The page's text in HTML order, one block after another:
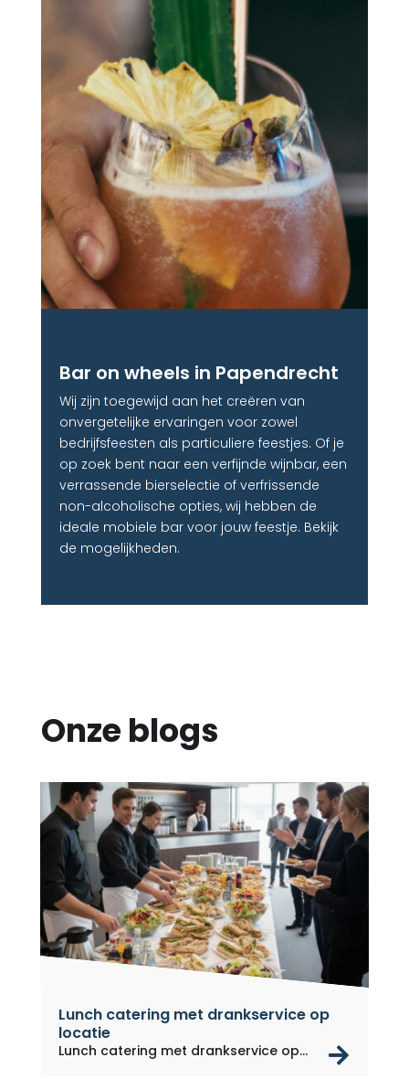
Bar on wheels in Papendrecht
Wij zijn toegewijd aan het creëren van
onvergetelijke ervaringen voor zowel
bedrijfsfeesten als particuliere feestjes. Of je
op zoek bent naar een verfijnde wijnbar, een
verrassende bierselectie of verfrissende
non-alcoholische opties, wij hebben de
ideale mobiele bar voor jouw feestje. Bekijk
de mogelijkheden.
Onze blogs
Lunch catering met drankservice op
locatie
Lunch catering met drankservice op...